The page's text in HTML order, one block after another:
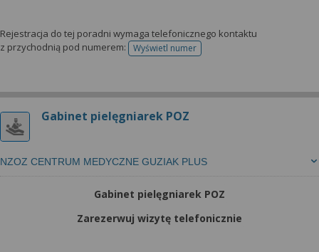
Rejestracja do tej poradni wymaga telefonicznego kontaktu
z przychodnią pod numerem:
Wyświetl numertelefonu do rejestracji
Gabinet pielęgniarek POZ
NZOZ CENTRUM MEDYCZNE GUZIAK PLUS
Gabinet pielęgniarek POZ
Zarezerwuj wizytę telefonicznie